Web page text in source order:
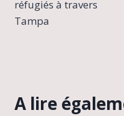
réfugiés à travers
Tampa
A lire